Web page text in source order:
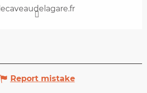
lecaveaudelagare.fr
Report mistake